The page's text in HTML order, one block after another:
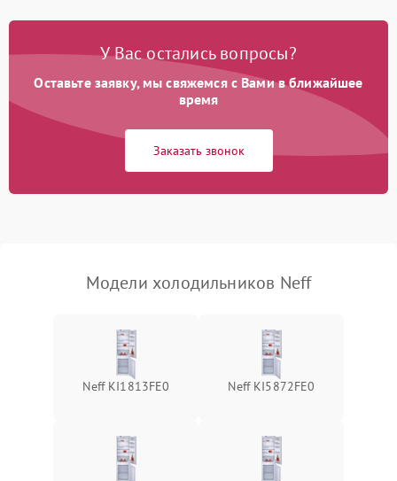
Образование конденсата
1800 ₽ Подробнее →
Сбой в работе инвертора
работе
2000 ₽ Подробнее →
У Вас остались вопросы?
Оставьте заявку, мы свяжемся с Вами в ближайшее
время
Заказать звонок
Модели холодильников Neff
Neff KI1813FE0 Neff KI5872FE0